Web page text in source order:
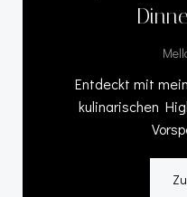
Entdeckt mit
kulinarischen